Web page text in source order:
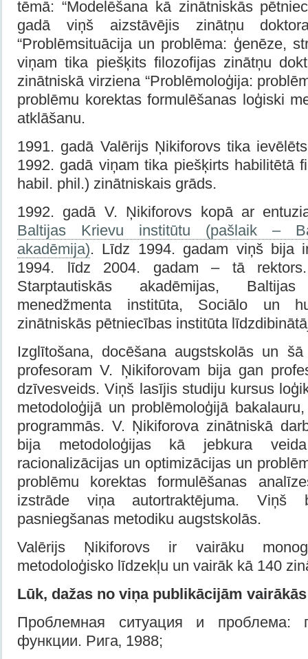
tēmā: “Modelēšana kā zinātniskās
gadā viņš aizstāvējis zinātņu
“Problēmsituācija un problēma: ģenēze,
viņam tika piešķits filozofijas zinātņu
zinātniskā virziena “Problēmoloģija:
problēmu korektas formulēšanas loģiski
atklāšanu.
1991. gadā Valērijs Ņikiforovs tika
1992. gadā viņam tika piešķirts habilitētā
habil. phil.) zinātniskais grāds.
1992. gadā V. Ņikiforovs kopā ar
Baltijas Krievu institūtu (pašlaik –
akadēmija). Līdz 1994. gadam viņš bija
1994. līdz 2004. gadam – tā
Starptautiskās akadēmijas,
menedžmenta institūta, Sociālo un
zinātniskās pētniecības institūta
Izglītošana, docēšana augstskolās un
profesoram V. Ņikiforovam bija gan
dzīvesveids. Viņš lasījis studiju kursus
metodoloģijā un problēmoloģijā
programmās. V. Ņikiforova zinātniskā
bija metodoloģijas kā jebkura
racionalizācijas un optimizācijas un
problēmu korektas formulēšanas
izstrāde viņa autortraktējuma. Viņš
pasniegšanas metodiku augstskolās.
Valērijs Ņikiforovs ir vairāku
metodoloģisko līdzekļu un vairāk kā 140
Lūk, dažas no viņa publikācijām
Проблемная ситуация и проблема:
функции. Рига‚ 1988;